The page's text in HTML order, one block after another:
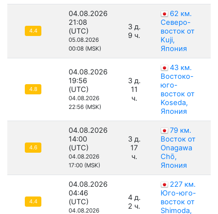
4.4
04.08.2026
21:08
(UTC)
05.08.2026
00:08 (MSK)
3 д.
9 ч.
62 км.
Северо-
восток от
Kuji,
Япония
4.8
04.08.2026
19:56
(UTC)
04.08.2026
22:56 (MSK)
3 д.
11
ч.
43 км.
Востоко-
юго-
восток от
Koseda,
Япония
4.6
04.08.2026
14:00
(UTC)
04.08.2026
17:00 (MSK)
3 д.
17
ч.
79 км.
Восток от
Onagawa
Chō,
Япония
4.4
04.08.2026
04:46
(UTC)
04.08.2026
4 д.
2 ч.
227 км.
Юго-юго-
восток от
Shimoda,